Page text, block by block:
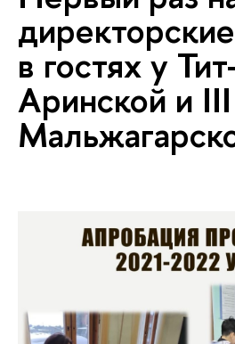
в гостях у
Аринской и III